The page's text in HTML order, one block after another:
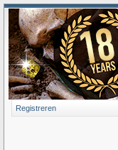
Registreren